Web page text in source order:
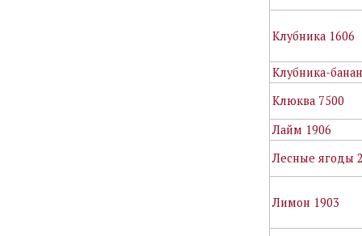
Клубника 1606
Клубника-
Клюква 7500
Лайм 1906
Лесные ягоды
Лимон 1903